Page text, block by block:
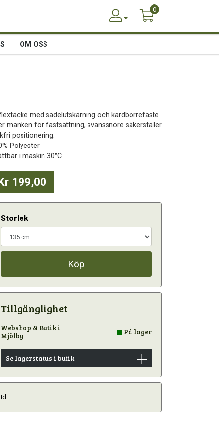
0
OM OSS
med sadelutskärning och kardborrefäste
manken för fastsättning, svanssnöre säkerställer
positionering.
Polyester
i maskin 30°C
199,00
Storlek
Köp
Tillgänglighet
Webshop & Butik i
Mjölby
På lager
Se lagerstatus i butik
Id: